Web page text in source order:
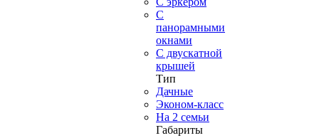
С
панорамными
окнами
С двускатной
крышей
Тип
Дачные
Эконом-класс
На 2 семьи
Габариты